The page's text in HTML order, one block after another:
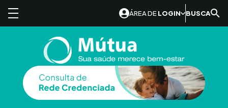
ÁREA DE LOGIN BUSCA